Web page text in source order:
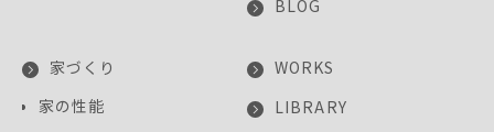
BLOG
家づくり
家の性能
WORKS
LIBRARY